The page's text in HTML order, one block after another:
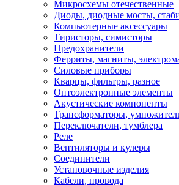
Микросхемы отечественные
Диоды, диодные мосты,
Компьютерные аксессуары
Тиристоры, симисторы
Предохранители
Ферриты, магниты,
Силовые приборы
Кварцы, фильтры, разное
Оптоэлектронные элементы
Акустические компоненты
Трансформаторы,
Переключатели, тумблера
Реле
Вентиляторы и кулеры
Соединители
Установочные изделия
Кабели, провода